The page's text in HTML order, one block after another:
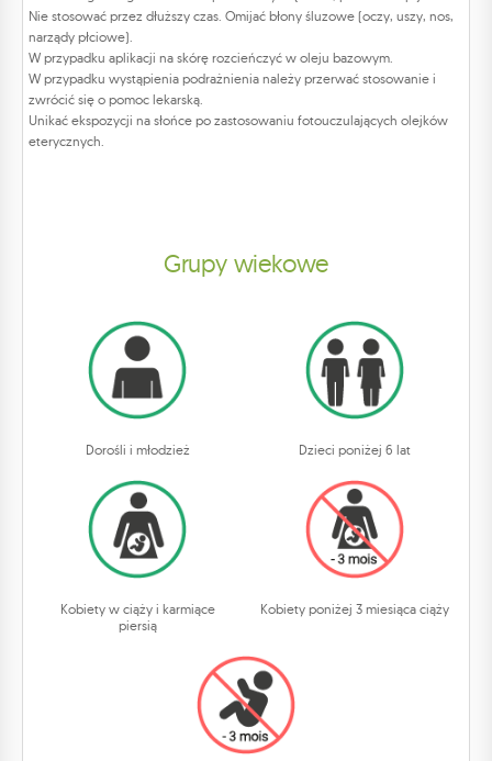
Nie stosować przez dłuższy czas. Omijać błony śluzowe (oczy, uszy, nos,
narządy płciowe).
W przypadku aplikacji na skórę rozcieńczyć w oleju bazowym.
W przypadku wystąpienia podrażnienia należy przerwać stosowanie i
zwrócić się o pomoc lekarską.
Unikać ekspozycji na słońce po zastosowaniu fotouczulających olejków
eterycznych.
Grupy wiekowe
Dorośli i młodzież Dzieci poniżej 6 lat
Kobiety w ciąży i karmiące
piersią
Kobiety poniżej 3 miesiąca ciąży